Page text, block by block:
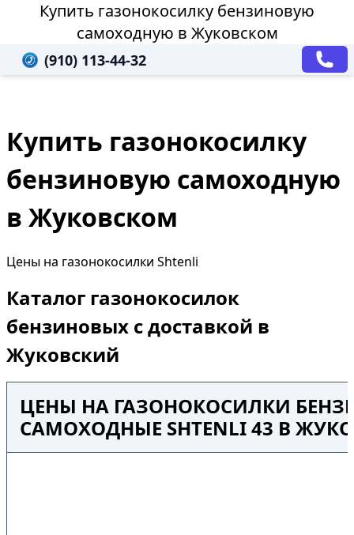
Купить газонокосилку бензиновую
самоходную в Жуковском
(910) 113-44-32
Купить газонокосилку
бензиновую самоходную
в Жуковском
Цены на газонокосилки Shtenli
Каталог газонокосилок
бензиновых с доставкой в
Жуковский
ЦЕНЫ НА ГАЗОНОКОСИЛКИ
САМОХОДНЫЕ SHTENLI 43 В